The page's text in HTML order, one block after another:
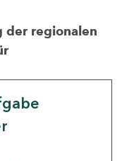
der regionalen